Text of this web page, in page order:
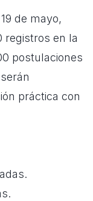
de mayo,
registros en la
postulaciones
práctica con